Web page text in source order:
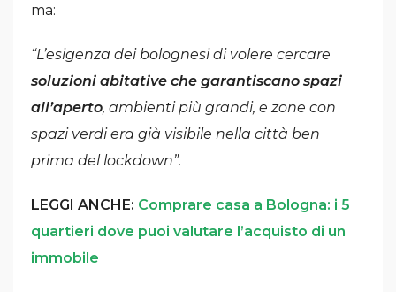
ma:
“L’esigenza dei bolognesi di volere cercare
soluzioni abitative che garantiscano spazi
all’aperto, ambienti più grandi, e zone con
spazi verdi era già visibile nella città ben
prima del lockdown”.
LEGGI ANCHE: Comprare casa a Bologna: i 5
quartieri dove puoi valutare l’acquisto di un
immobile